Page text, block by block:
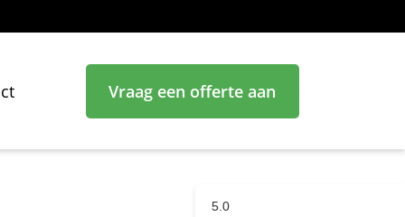
Vraag een offerte aan
5.0